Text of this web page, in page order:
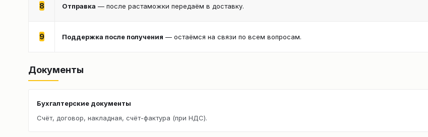
8 Отправка — после растаможки передаём в доставку.
9 Поддержка после получения — остаёмся на связи по всем вопросам.
Документы
Бухгалтерские документы
Счёт, договор, накладная, счёт-фактура (при НДС).